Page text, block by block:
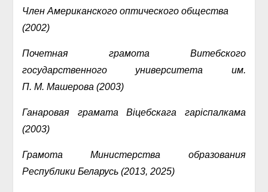
Член Американского оптического общества
(2002)
Почетная грамота Витебского
государственного университета им.
П. М. Машерова (2003)
Ганаровая грамата Віцебскага гаріспалкама
(2003)
Грамота Министерства образования
Республики Беларусь (2013, 2025)